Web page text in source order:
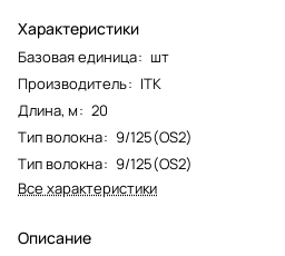
Характеристики
Базовая единица: шт
Производитель: ITK
Длина, м: 20
Тип волокна: 9/125(OS2)
Тип волокна: 9/125(OS2)
Все характеристики
Описание